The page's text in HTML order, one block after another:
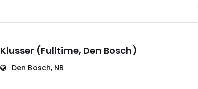
Klusser (Fulltime, Den Bosch)
Den Bosch, NB